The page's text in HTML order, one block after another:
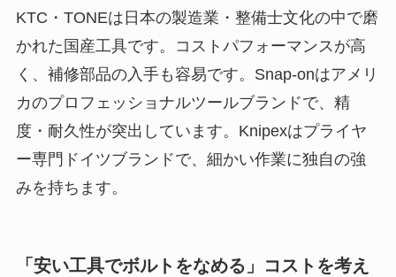
KTC・TONEは日本の製造業・整備士文化の中で磨
かれた国産工具です。コストパフォーマンスが高
く、補修部品の入手も容易です。Snap-onはアメリ
カのプロフェッショナルツールブランドで、精
度・耐久性が突出しています。Knipexはプライヤ
ー専門ドイツブランドで、細かい作業に独自の強
みを持ちます。
「安い工具でボルトをなめる」コストを考え